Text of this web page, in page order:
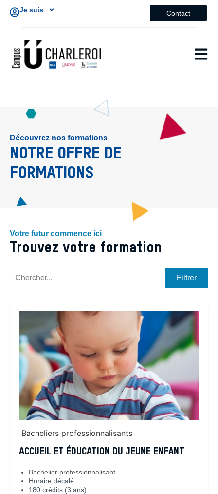
Je suis Contact
Découvrez nos formations
NOTRE OFFRE DE
FORMATIONS
Votre futur commence ici
Trouvez votre formation
Filtrer
Bacheliers professionnalisants
ACCUEIL ET ÉDUCATION DU JEUNE ENFANT
Bachelier professionnalisant
Horaire décalé
180 crédits (3 ans)